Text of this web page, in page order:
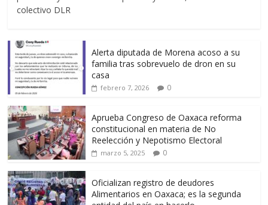
colectivo DLR
Alerta diputada de Morena acoso a su
familia tras sobrevuelo de dron en su
casa
febrero 7, 2026 0
Aprueba Congreso de Oaxaca reforma
constitucional en materia de No
Reelección y Nepotismo Electoral
marzo 5, 2025 0
Oficializan registro de deudores
Alimentarios en Oaxaca; es la segunda